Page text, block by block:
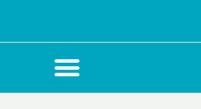
springen